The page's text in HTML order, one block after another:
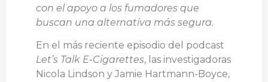
con el apoyo a los fumadores que
buscan una alternativa más segura.
En el más reciente episodio del podcast
Let’s Talk E-Cigarettes, las investigadoras
Nicola Lindson y Jamie Hartmann-Boyce,